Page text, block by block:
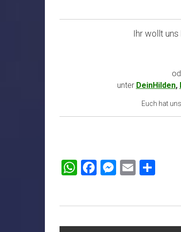
Ihr wollt uns
unter DeinHilden,
Euch hat
WhatsApp
FacebookEmail